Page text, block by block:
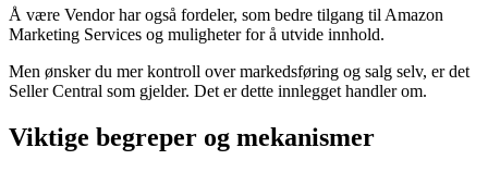
Å være Vendor har også fordeler, som bedre tilgang til Amazon
Marketing Services og muligheter for å utvide innhold.
Men ønsker du mer kontroll over markedsføring og salg selv, er det
Seller Central som gjelder. Det er dette innlegget handler om.
Viktige begreper og mekanismer